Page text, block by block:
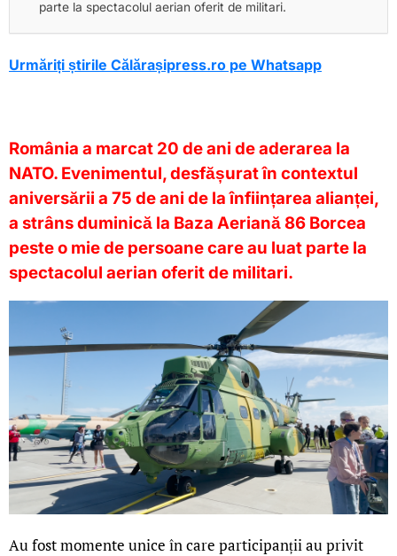
parte la spectacolul aerian oferit de militari.
Urmăriți știrile Călărașipress.ro pe Whatsapp
România a marcat 20 de ani de aderarea la
NATO. Evenimentul, desfășurat în contextul
aniversării a 75 de ani de la înființarea alianței,
a strâns duminică la Baza Aeriană 86 Borcea
peste o mie de persoane care au luat parte la
spectacolul aerian oferit de militari.
Au fost momente unice în care participanții au privit